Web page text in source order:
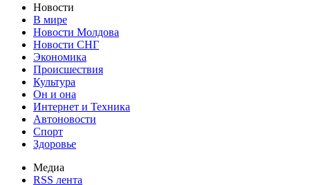
Новости
В мире
Новости Молдова
Новости СНГ
Экономика
Происшествия
Культура
Он и она
Интернет и Техника
Автоновости
Спорт
Здоровье
Медиа
RSS лента